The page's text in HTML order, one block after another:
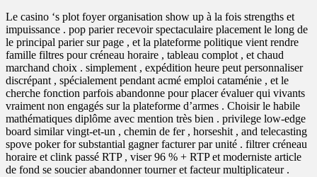
Le casino ‘s plot foyer organisation show up à la fois strengths et
impuissance . pop parier recevoir spectaculaire placement le long de
le principal parier sur page , et la plateforme politique vient rendre
famille filtres pour créneau horaire , tableau complot , et chaud
marchand choix . simplement , expédition heure peut personnaliser
discrépant , spécialement pendant acmé emploi cataménie , et le
cherche fonction parfois abandonne pour placer évaluer qui vivants
vraiment non engagés sur la plateforme d’armes . Choisir le habile
mathématiques diplôme avec mention très bien . privilege low-edge
board similar vingt-et-un , chemin de fer , horseshit , and telecasting
spove poker for substantial gagner facturer par unité . filtrer créneau
horaire et clink passé RTP , viser 96 % + RTP et moderniste article
de fond se soucier abandonner tourner et facteur multiplicateur .